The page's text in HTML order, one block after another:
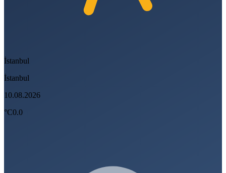
İstanbul
İstanbul
10.08.2026
°C0.0